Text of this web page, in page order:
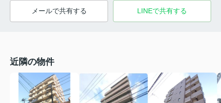
メールで共有する LINEで共有する
近隣の物件